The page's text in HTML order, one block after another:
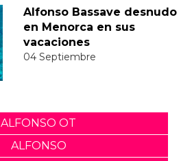
Alfonso Bassave desnudo
en Menorca en sus
vacaciones
04 Septiembre
ALFONSO OT
ALFONSO